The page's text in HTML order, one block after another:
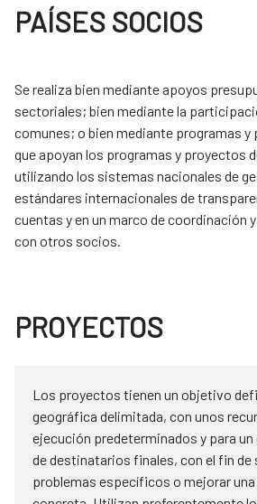
PAÍSES SOCIOS
Se realiza bien mediante apoyos
sectoriales; bien mediante la
comunes; o bien mediante programas
que apoyan los programas y proyectos
utilizando los sistemas nacionales de
estándares internacionales de
cuentas y en un marco de coordinación
con otros socios.
PROYECTOS
Los proyectos tienen un objetivo
geográfica delimitada, con unos
ejecución predeterminados y para
de destinatarios finales, con el fin de
problemas específicos o mejorar